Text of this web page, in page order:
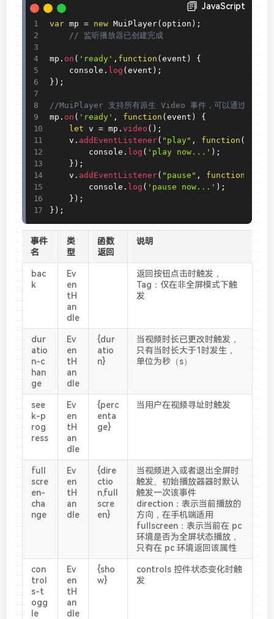
JavaScript
var mp = new MuiPlayer( option ) ;
// 监听播放器已创建完成
mp . on ( 'ready' , function ( event )
{
    console
. log ( event ) ;
} ) ;
//MuiPlayer 支持所有原生 Video 事件，可以通过
mp . on ( 'ready' , function ( event )
{
let v = mp . video ( ) ;
    v
. addEventListener( "play" , function (
        console
. log ( 'play now...' ) ;
} ) ;
    v
. addEventListener( "pause" , function
        console
. log ( 'pause now...' ) ;
} ) ;
} ) ;
事件
名
类
型
函数
返回
说明
bac
k
Ev
en
tH
an
dle
返回按钮点击时触发，
Tag：仅在非全屏模式下触
发
dur
atio
n-c
han
ge
Ev
en
tH
an
dle
{dur
atio
n}
当视频时长已更改时触发，
只有当时长大于1时发生，
单位为秒（s）
see
k-p
rog
ress
Ev
en
tH
an
dle
{perc
enta
ge}
当用户在视频寻址时触发
full
scre
en-
cha
nge
Ev
en
tH
an
dle
{dire
ctio
n,full
scre
en}
当视频进入或者退出全屏时
触发。初始播放器器时默认
触发一次该事件
direction：表示当前播放的
方向，在手机端适用
fullscreen：表示当前在 pc
环境是否为全屏状态播放，
只有在 pc 环境返回该属性
con
trol
s-t
ogg
le
Ev
en
tH
an
dle
{sho
w}
controls 控件状态变化时触
发